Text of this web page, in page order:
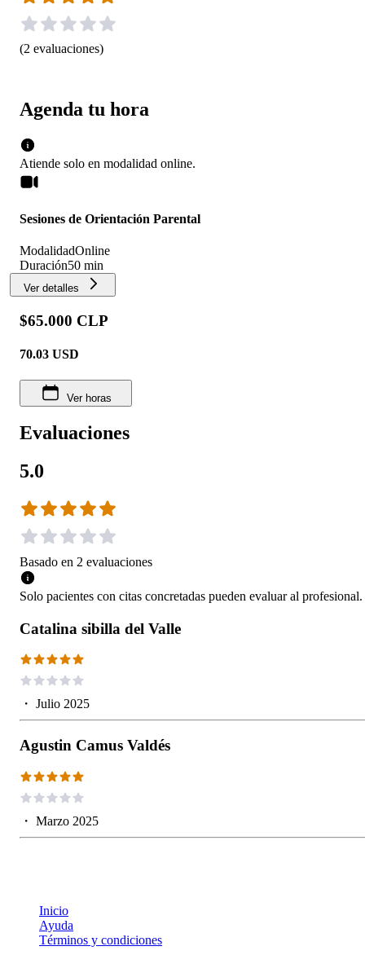
(2 evaluaciones)
Agenda tu hora
Atiende solo en modalidad online.
Sesiones de Orientación Parental
ModalidadOnline
Duración50 min
Ver detalles
$65.000 CLP
70.03 USD
Ver horas
Evaluaciones
5.0
Basado en 2 evaluaciones
Solo pacientes con citas concretadas pueden evaluar al profesional.
Catalina sibilla del Valle
・ Julio 2025
Agustin Camus Valdés
・ Marzo 2025
Inicio
Ayuda
Términos y condiciones